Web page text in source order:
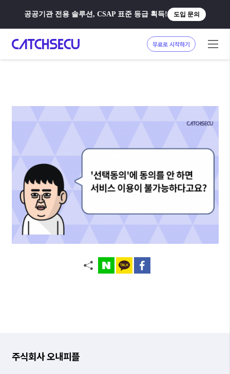
공공기관 전용 솔루션, CSAP 표준 등급 획득! 도입 문의
무료로 시작하기
주식회사 오내피플